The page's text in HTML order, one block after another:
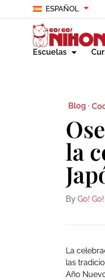
ESPAÑOL
Escuelas
Blog ·
la
By Go!
La
las
Año